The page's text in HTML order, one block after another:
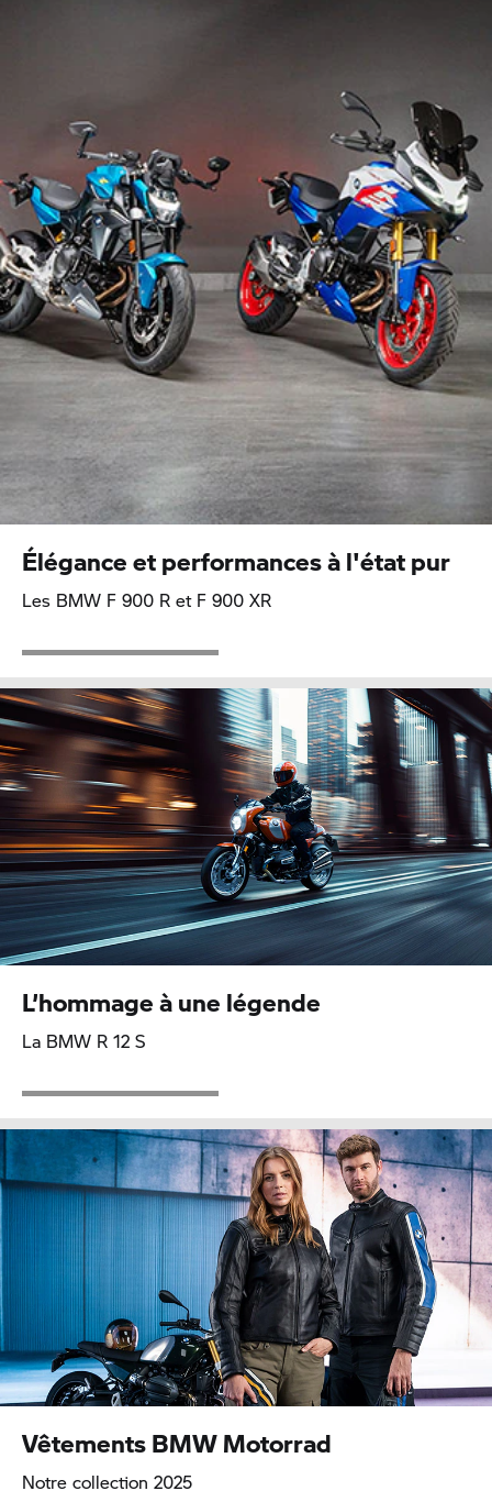
Élégance et performances à l'état pur
Les BMW F 900 R et F 900 XR
L’hommage à une légende
La BMW R 12 S
VêtementsBMW Motorrad
Notre collection 2025